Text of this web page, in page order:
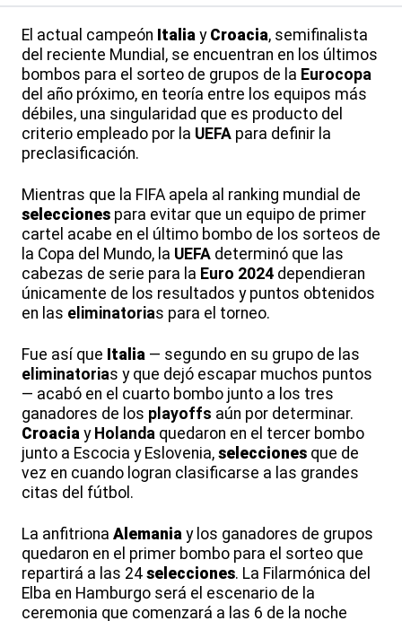
El actual campeón Italia y Croacia, semifinalista
del reciente Mundial, se encuentran en los últimos
bombos para el sorteo de grupos de la Eurocopa
del año próximo, en teoría entre los equipos más
débiles, una singularidad que es producto del
criterio empleado por la UEFA para definir la
preclasificación.
Mientras que la FIFA apela al ranking mundial de
selecciones para evitar que un equipo de primer
cartel acabe en el último bombo de los sorteos de
la Copa del Mundo, la UEFA determinó que las
cabezas de serie para la Euro 2024 dependieran
únicamente de los resultados y puntos obtenidos
en las eliminatorias para el torneo.
Fue así que Italia — segundo en su grupo de las
eliminatorias y que dejó escapar muchos puntos
— acabó en el cuarto bombo junto a los tres
ganadores de los playoffs aún por determinar.
Croacia y Holanda quedaron en el tercer bombo
junto a Escocia y Eslovenia, selecciones que de
vez en cuando logran clasificarse a las grandes
citas del fútbol.
La anfitriona Alemania y los ganadores de grupos
quedaron en el primer bombo para el sorteo que
repartirá a las 24 selecciones. La Filarmónica del
Elba en Hamburgo será el escenario de la
ceremonia que comenzará a las 6 de la noche